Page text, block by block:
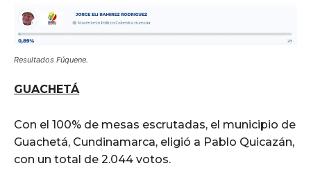
Resultados Fúquene.
GUACHETÁ
Con el 100% de mesas escrutadas, el municipio de
Guachetá, Cundinamarca, eligió a Pablo Quicazán,
con un total de 2.044 votos.